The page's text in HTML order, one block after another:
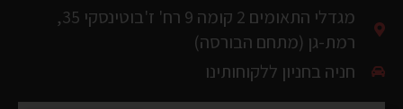
חניה בחניון ללקוחותינו